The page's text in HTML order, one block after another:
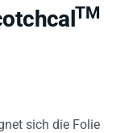
TM
sich die Folie